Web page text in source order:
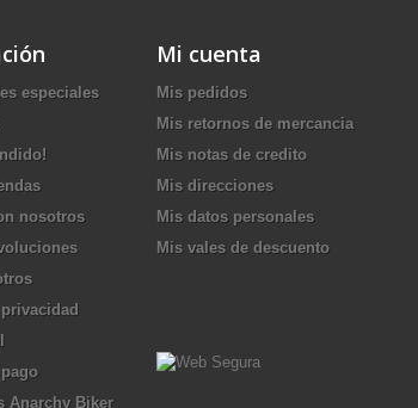
especiales
nosotros
Anarchy Biker
Mi cuenta
Mis pedidos
Mis retornos de mercancia
Mis notas de credito
Mis direcciones
Mis datos personales
Mis vales de descuento